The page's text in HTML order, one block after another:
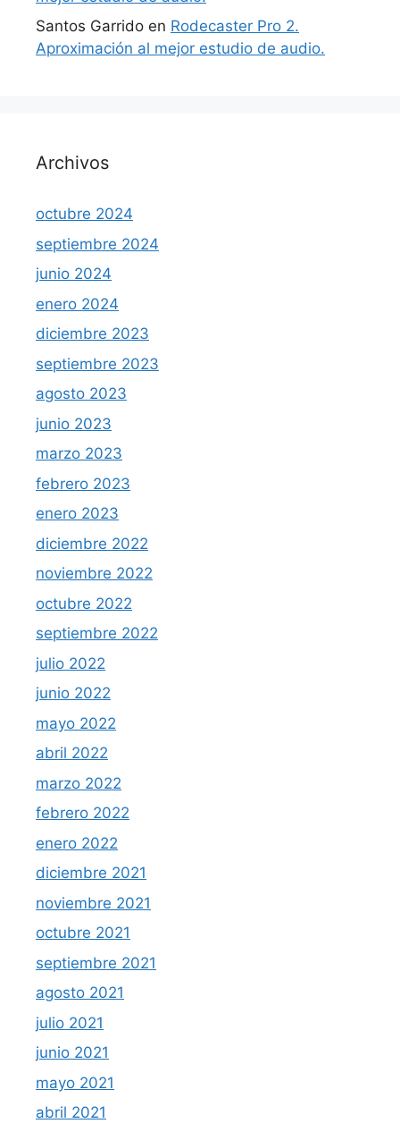
Santos Garrido en Rodecaster Pro 2.
Aproximación al mejor estudio de audio.
Archivos
octubre 2024
septiembre 2024
junio 2024
enero 2024
diciembre 2023
septiembre 2023
agosto 2023
junio 2023
marzo 2023
febrero 2023
enero 2023
diciembre 2022
noviembre 2022
octubre 2022
septiembre 2022
julio 2022
junio 2022
mayo 2022
abril 2022
marzo 2022
febrero 2022
enero 2022
diciembre 2021
noviembre 2021
octubre 2021
septiembre 2021
agosto 2021
julio 2021
junio 2021
mayo 2021
abril 2021